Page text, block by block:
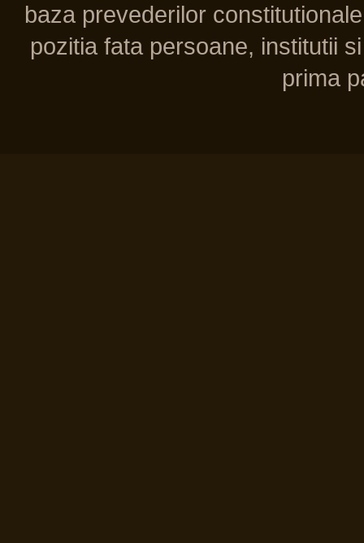
baza prevederilor
pozitia fata persoane, institutii
prima